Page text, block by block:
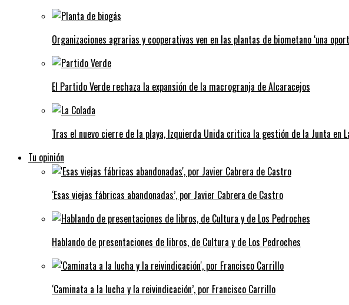
Organizaciones agrarias y cooperativas ven en las plantas de biometano ‘una
El Partido Verde rechaza la expansión de la macrogranja de Alcaracejos
Tras el nuevo cierre de la playa, Izquierda Unida critica la gestión de la Junta en
Tu opinión
‘Esas viejas fábricas abandonadas’, por Javier Cabrera de Castro
Hablando de presentaciones de libros, de Cultura y de Los Pedroches
‘Caminata a la lucha y la reivindicación’, por Francisco Carrillo